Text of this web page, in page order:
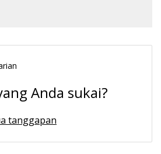
Anda sukai?
tanggapan